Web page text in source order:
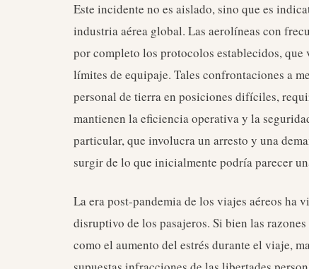
Este incidente no es aislado, sino que es
industria aérea global. Las aerolíneas con
por completo los protocolos establecidos, que
límites de equipaje. Tales confrontaciones a
personal de tierra en posiciones difíciles,
mantienen la eficiencia operativa y la
particular, que involucra un arresto y una
surgir de lo que inicialmente podría parecer
La era post-pandemia de los viajes aéreos ha
disruptivo de los pasajeros. Si bien las
como el aumento del estrés durante el viaje,